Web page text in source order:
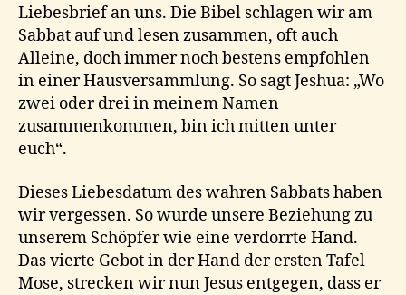
Liebesbrief an uns. Die Bibel schlagen wir am
Sabbat auf und lesen zusammen, oft auch
Alleine, doch immer noch bestens empfohlen
in einer Hausversammlung. So sagt Jeshua: „Wo
zwei oder drei in meinem Namen
zusammenkommen, bin ich mitten unter
euch“.
Dieses Liebesdatum des wahren Sabbats haben
wir vergessen. So wurde unsere Beziehung zu
unserem Schöpfer wie eine verdorrte Hand.
Das vierte Gebot in der Hand der ersten Tafel
Mose, strecken wir nun Jesus entgegen, dass er